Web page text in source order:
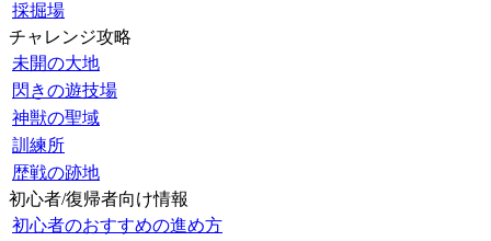
採掘場
チャレンジ攻略
未開の大地
閃きの遊技場
神獣の聖域
訓練所
歴戦の跡地
初心者/復帰者向け情報
初心者のおすすめの進め方